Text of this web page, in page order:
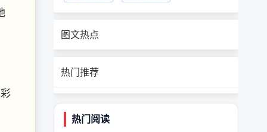
图文热点
热门推荐
热门阅读